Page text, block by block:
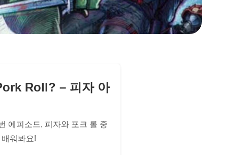
Roll? – 피자 아
에피소드, 피자와 포크 롤 중
워봐요!